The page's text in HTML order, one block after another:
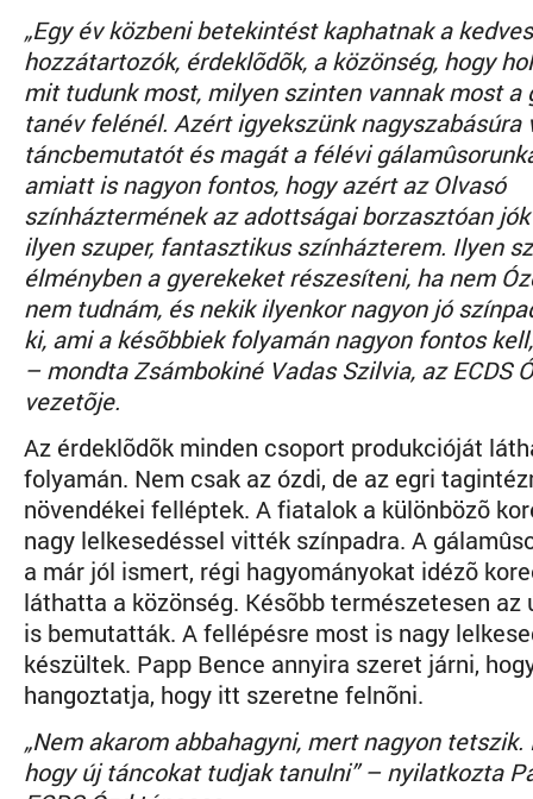
„Egy év közbeni betekintést kaphatnak a kedves
hozzátartozók, érdeklõdõk, a közönség, hogy
mit tudunk most, milyen szinten vannak most a
tanév felénél. Azért igyekszünk nagyszabásúra
táncbemutatót és magát a félévi
amiatt is nagyon fontos, hogy azért az Olvasó
színháztermének az adottságai borzasztóan
ilyen szuper, fantasztikus színházterem. Ilyen
élményben a gyerekeket részesíteni, ha nem
nem tudnám, és nekik ilyenkor nagyon jó
ki, ami a késõbbiek folyamán nagyon fontos
– mondta Zsámbokiné Vadas Szilvia, az ECDS
vezetõje.
Az érdeklõdõk minden csoport produkcióját
folyamán. Nem csak az ózdi, de az egri
növendékei felléptek. A fiatalok a különbözõ
nagy lelkesedéssel vitték színpadra. A
a már jól ismert, régi hagyományokat idézõ
láthatta a közönség. Késõbb természetesen az
is bemutatták. A fellépésre most is nagy
készültek. Papp Bence annyira szeret járni,
hangoztatja, hogy itt szeretne felnõni.
„Nem akarom abbahagyni, mert nagyon
hogy új táncokat tudjak tanulni” – nyilatkozta